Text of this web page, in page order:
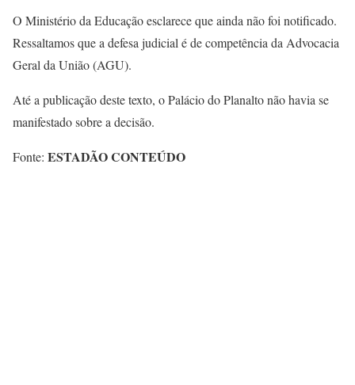
O Ministério da Educação esclarece que ainda não foi notificado.
Ressaltamos que a defesa judicial é de competência da Advocacia
Geral da União (AGU).
Até a publicação deste texto, o Palácio do Planalto não havia se
manifestado sobre a decisão.
Fonte: ESTADÃO CONTEÚDO